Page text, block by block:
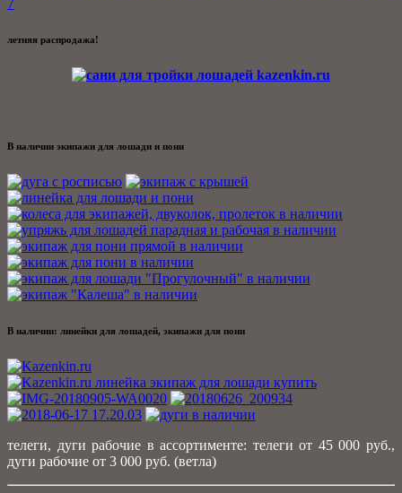
летняя распродажа!
В наличии экипажи для лошади и пони
В наличии: линейки для лошадей, экипажи для пони
телеги, дуги рабочие в ассортименте: телеги от 45 000 руб.,
дуги рабочие от 3 000 руб. (ветла)